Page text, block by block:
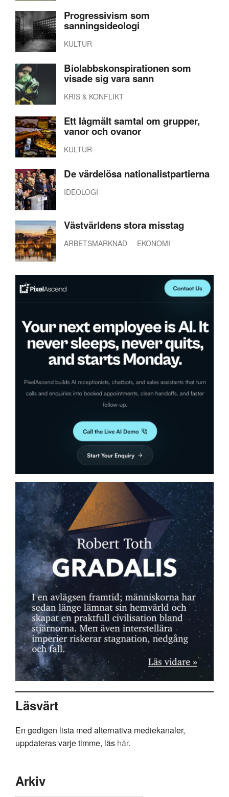
Progressivism som
sanningsideologi
KULTUR
Biolabbskonspirationen som
visade sig vara sann
KRIS & KONFLIKT
Ett lågmält samtal om grupper,
vanor och ovanor
KULTUR
De värdelösa nationalistpartierna
IDEOLOGI
Västvärldens stora misstag
ARBETSMARKNAD EKONOMI
Läsvärt
En gedigen lista med alternativa mediekanaler,
uppdateras varje timme, läs här.
Arkiv